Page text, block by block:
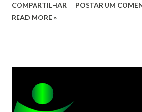
Em todos os níveis. Este produtivo
desde a Casa Máter, Federação Espírita
debates intelectuais entre espíritas,
inserir a fraternidade. Estamos
COMPARTILHAR
POSTAR UM
READ MORE »